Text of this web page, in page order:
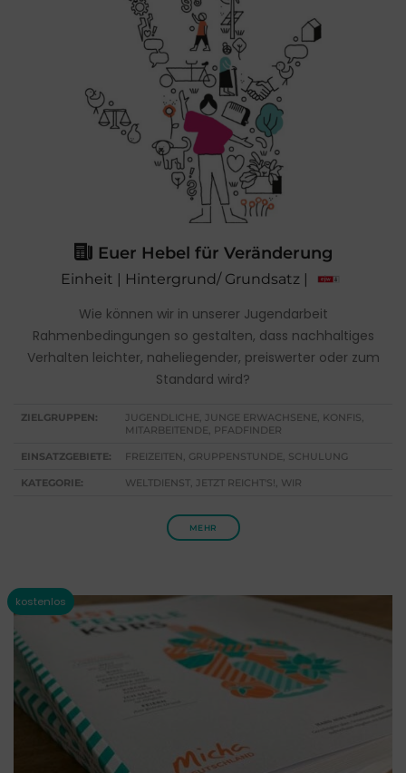
Euer Hebel für Veränderung
Einheit | Hintergrund/ Grundsatz |
Wie können wir in unserer Jugendarbeit
Rahmenbedingungen so gestalten, dass nachhaltiges
Verhalten leichter, naheliegender, preiswerter oder zum
Standard wird?
ZIELGRUPPEN:
JUGENDLICHE, JUNGE ERWACHSENE, KONFIS,
MITARBEITENDE, PFADFINDER
EINSATZGEBIETE: FREIZEITEN, GRUPPENSTUNDE, SCHULUNG
KATEGORIE: WELTDIENST, JETZT REICHT'S!, WIR
MEHR